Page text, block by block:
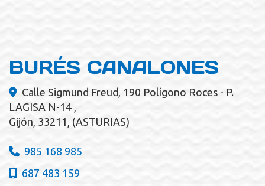
BURÉS CANALONES
Calle Sigmund Freud, 190 Polígono Roces - P.
LAGISA N-14 ,
Gijón 33211 (ASTURIAS)
985 168 985
687 483 159